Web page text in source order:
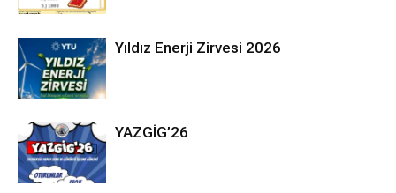
Yıldız Enerji Zirvesi 2026
YAZGİG’26